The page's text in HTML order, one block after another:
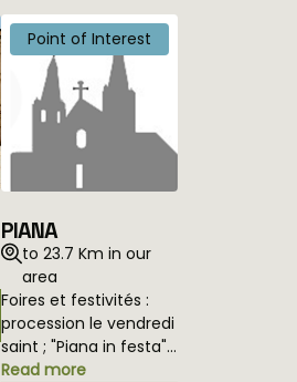
Point of Interest
PIANA
to 23.7 Km in our
area
Foires et festivités :
procession le vendredi
saint ; "Piana in festa"
en mai ou juin ; fête
Read more